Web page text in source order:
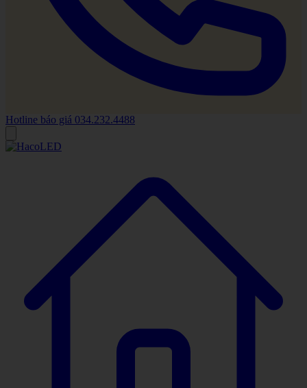
Hotline báo giá 034.232.4488